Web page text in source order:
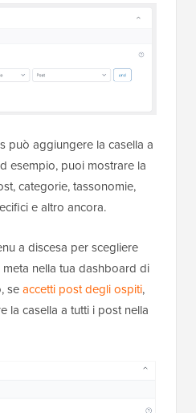
può aggiungere la casella a
esempio, puoi mostrare la
categorie, tassonomie,
e altro ancora.
a discesa per scegliere
nella tua dashboard di
seaccetti post degli ospiti,
la casella a tutti i post nella